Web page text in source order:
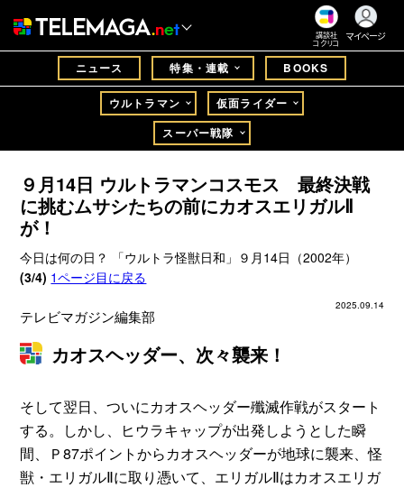
講談社
コクリコ
マイページ
ニュース 特集・連載 BOOKS
ウルトラマン
仮面ライダー
スーパー戦隊
９月14日 ウルトラマンコスモス 最終決戦
に挑むムサシたちの前にカオスエリガルⅡ
が！
今日は何の日？ 「ウルトラ怪獣日和」９月14日（2002年）
(3/4) 1ページ目に戻る
2025.09.14
テレビマガジン編集部
カオスヘッダー、次々襲来！
そして翌日、ついにカオスヘッダー殲滅作戦がスタート
する。しかし、ヒウラキャップが出発しようとした瞬
間、Ｐ87ポイントからカオスヘッダーが地球に襲来、怪
獣・エリガルⅡに取り憑いて、エリガルⅡはカオスエリガ